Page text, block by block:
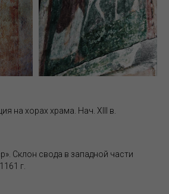
на хорах храма. Нач. XIII в.
Склон свода в западной части
г.